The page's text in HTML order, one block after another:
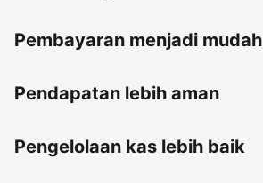
Pembayaran menjadi mudah
Pendapatan lebih aman
Pengelolaan kas lebih baik